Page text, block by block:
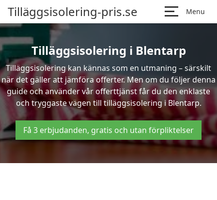
Tilläggsisolering-pris.se Menu
Tilläggsisolering i Blentarp
Tilläggsisolering kan kännas som en utmaning – särskilt
när det gäller att jämföra offerter. Men om du följer denna
guide och använder vår offerttjänst får du den enklaste
och tryggaste vägen till tilläggsisolering i Blentarp.
Få 3 erbjudanden, gratis och utan förpliktelser